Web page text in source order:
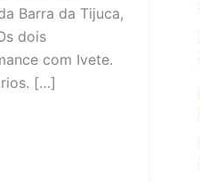
Barra da Tijuca,
dois
com Ivete.
[…]